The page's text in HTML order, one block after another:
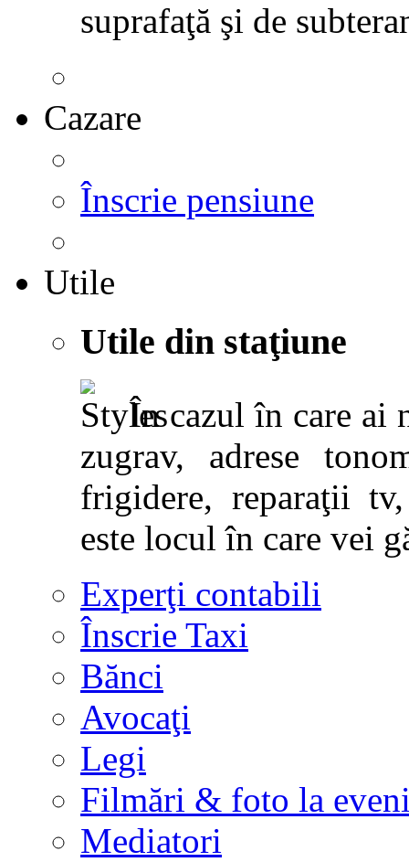
suprafaţă şi de
Cazare
Înscrie pensiune
Utile
Utile din staţiune
În cazul în care ai
zugrav, adrese
frigidere, reparaţii
este locul în care vei
Experţi contabili
Înscrie Taxi
Bănci
Avocaţi
Legi
Filmări & foto la
Mediatori